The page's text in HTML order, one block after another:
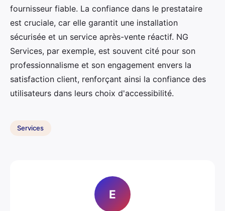
fournisseur fiable. La confiance dans le prestataire
est cruciale, car elle garantit une installation
sécurisée et un service après-vente réactif. NG
Services, par exemple, est souvent cité pour son
professionnalisme et son engagement envers la
satisfaction client, renforçant ainsi la confiance des
utilisateurs dans leurs choix d'accessibilité.
Services
E